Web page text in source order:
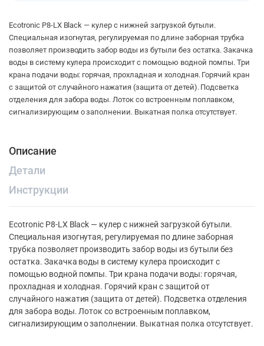
Ecotronic P8-LX Black — кулер с нижней загрузкой бутыли.
Специальная изогнутая, регулируемая по длине заборная трубка
позволяет производить забор воды из бутыли без остатка. Закачка
воды в систему кулера происходит с помощью водной помпы. Три
крана подачи воды: горячая, прохладная и холодная. Горячий кран
с защитой от случайного нажатия (защита от детей). Подсветка
отделения для забора воды. Лоток со встроенным поплавком,
сигнализирующим о заполнении. Выкатная полка отсутствует.
Описание
Детали
Инструкции
Ecotronic P8-LX Black — кулер с нижней загрузкой бутыли.
Специальная изогнутая, регулируемая по длине заборная
трубка позволяет производить забор воды из бутыли без
остатка. Закачка воды в систему кулера происходит с
помощью водной помпы. Три крана подачи воды: горячая,
прохладная и холодная. Горячий кран с защитой от
случайного нажатия (защита от детей). Подсветка отделения
для забора воды. Лоток со встроенным поплавком,
сигнализирующим о заполнении. Выкатная полка отсутствует.